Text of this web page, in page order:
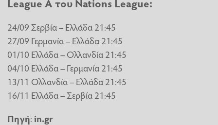
24/09 Σερβία – Ελλάδα 21:45
27/09 Γερμανία – Ελλάδα 21:45
01/10 Ελλάδα – Ολλανδία 21:45
04/10 Ελλάδα – Γερμανία 21:45
13/11 Ολλανδία – Ελλάδα 21:45
16/11 Ελλάδα – Σερβία 21:45
Πηγή:in.gr